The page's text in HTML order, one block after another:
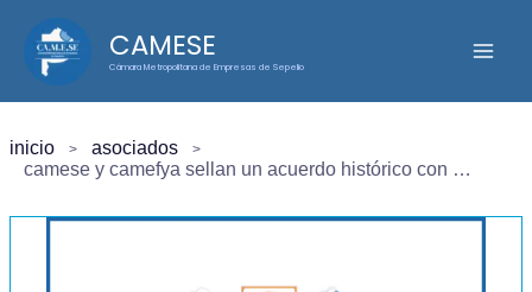
contenido
CAMESE
Cámara Metropolitana de Empresas de Sepelio
inicio
asociados
camese y camefya sellan un acuerdo histórico con la asociación argentina de tanatopraxia